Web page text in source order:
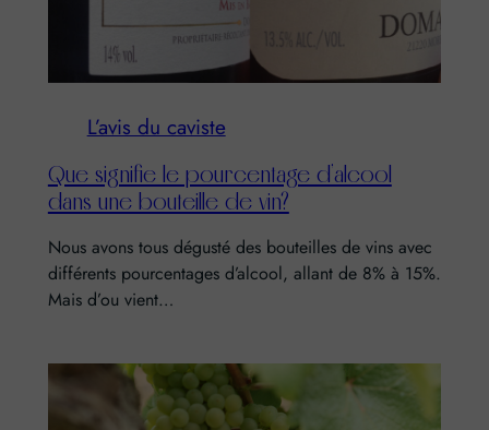
L’avis du caviste
Que signifie le pourcentage d’alcool
dans une bouteille de vin?
Nous avons tous dégusté des bouteilles de vins avec
différents pourcentages d’alcool, allant de 8% à 15%.
Mais d’ou vient…